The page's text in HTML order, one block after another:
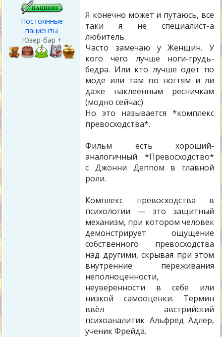
Постоянные
пациенты
Юзер-бар +
Я конечно может и путаюсь, все
таки я не специалист-а
любитель.
Часто замечаю у Женщин. У
кого чего лучше ноги-грудь-
бедра. Или кто лучше одет по
моде или там по ногтям и ли
даже наклеенным ресничкам
(модно сейчас)
Но это называется *комплекс
превосходства*.
Фильм есть хороший-
аналогичный. *Превосходство*
с Джонни Деппом в главной
роли.
Комплекс превосходства в
психологии — это защитный
механизм, при котором человек
демонстрирует ощущение
собственного превосходства
над другими, скрывая при этом
внутренние переживания
неполноценности,
неуверенности в себе или
низкой самооценки. Термин
ввёл австрийский
психоаналитик Альфред Адлер,
ученик Фрейда.